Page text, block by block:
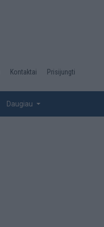
Kontaktai Prisijungti
Daugiau